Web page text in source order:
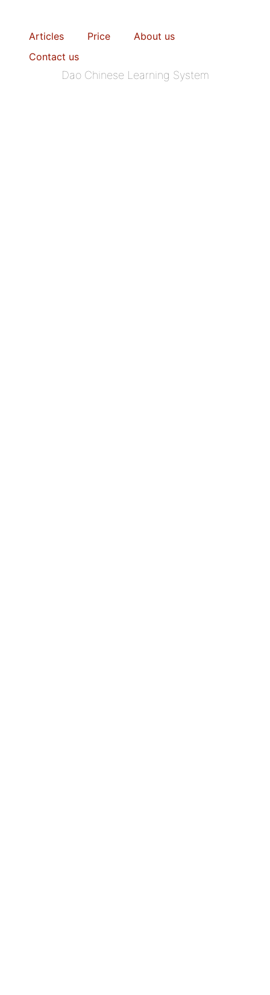
Articles Price
About us
Contact us
Dao Chinese Learning System